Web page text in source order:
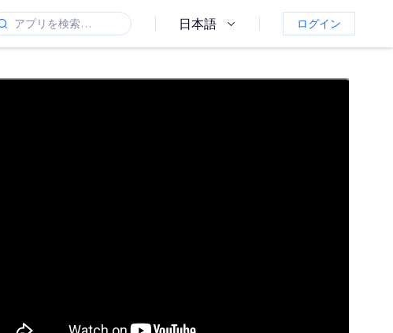
日本語 ログイン